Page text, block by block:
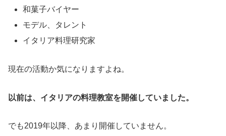
和菓子バイヤー
モデル、タレント
イタリア料理研究家
現在の活動か気になりますよね。
以前は、イタリアの料理教室を開催していました。
でも2019年以降、あまり開催していません。